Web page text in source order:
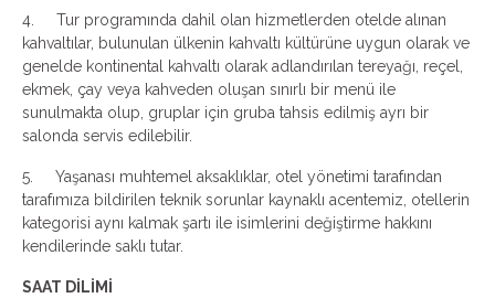
4. Tur programında dahil olan hizmetlerden otelde alınan
kahvaltılar, bulunulan ülkenin kahvaltı kültürüne uygun olarak ve
genelde kontinental kahvaltı olarak adlandırılan tereyağı, reçel,
ekmek, çay veya kahveden oluşan sınırlı bir menü ile
sunulmakta olup, gruplar için gruba tahsis edilmiş ayrı bir
salonda servis edilebilir.
5. Yaşanası muhtemel aksaklıklar, otel yönetimi tarafından
tarafımıza bildirilen teknik sorunlar kaynaklı acentemiz, otellerin
kategorisi aynı kalmak şartı ile isimlerini değiştirme hakkını
kendilerinde saklı tutar.
SAAT DİLİMİ